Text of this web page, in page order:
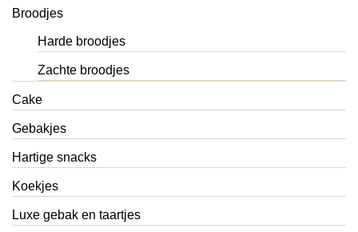
Broodjes
Harde broodjes
Zachte broodjes
Cake
Gebakjes
Hartige snacks
Koekjes
Luxe gebak en taartjes